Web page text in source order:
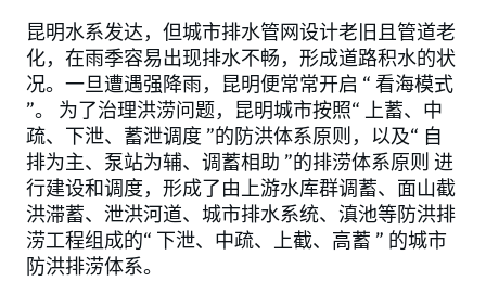
昆明水系发达，但城市排水管网设计老旧且管道老
化，在雨季容易出现排水不畅，形成道路积水的状
况。一旦遭遇强降雨，昆明便常常开启 “ 看海模式
”。 为了治理洪涝问题，昆明城市按照“ 上蓄、中
疏、下泄、蓄泄调度 ”的防洪体系原则，以及“ 自
排为主、泵站为辅、调蓄相助 ”的排涝体系原则 进
行建设和调度，形成了由上游水库群调蓄、面山截
洪滞蓄、泄洪河道、城市排水系统、滇池等防洪排
涝工程组成的“ 下泄、中疏、上截、高蓄 ” 的城市
防洪排涝体系。